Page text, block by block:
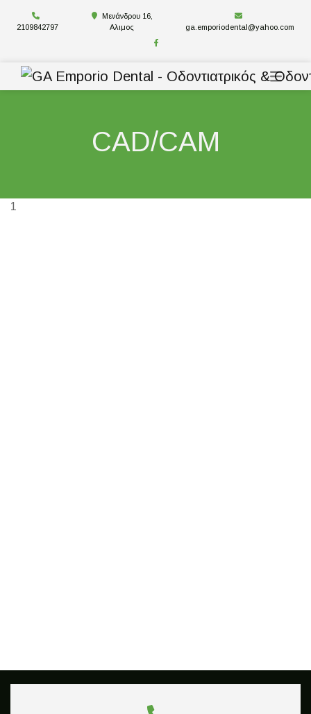
2109842797
Μενάνδρου 16,
Αλιμος
ga.emporiodental@yahoo.com
CAD/CAM
1